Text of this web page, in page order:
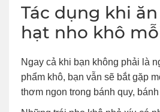
Tác dụng khi
hạt nho khô
Ngay cả khi bạn không phải là
phẩm khô, bạn vẫn sẽ bắt gặp
thơm ngon trong bánh quy, bánh